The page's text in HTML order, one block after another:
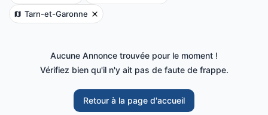
Tarn-et-Garonne
Aucune Annonce trouvée pour le moment !
Vérifiez bien qu'il n'y ait pas de faute de frappe.
Retour à la page d'accueil